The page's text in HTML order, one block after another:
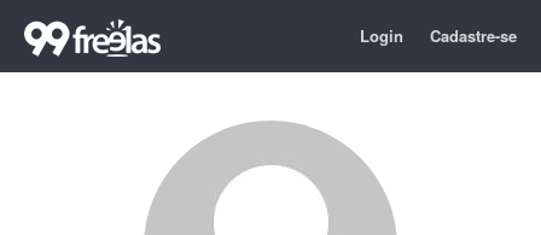
Login Cadastre-se